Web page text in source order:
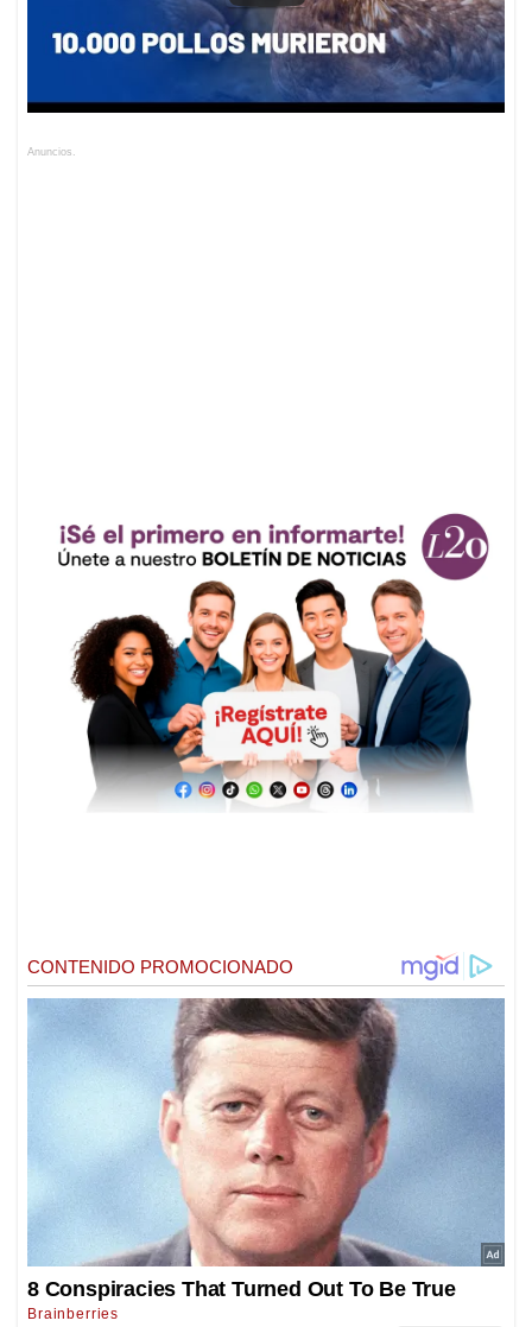
Anuncios.